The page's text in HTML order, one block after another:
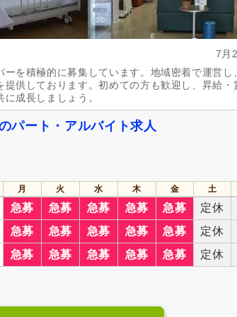
7月
を積極的に募集しています。地域密着で運営し
供しております。初めての方も歓迎し、昇給・
成長しましょう。
パート・アルバイト求人
月 火 水 木 金 土
急募 急募 急募 急募 急募 定休
急募 急募 急募 急募 急募 定休
急募 急募 急募 急募 急募 定休